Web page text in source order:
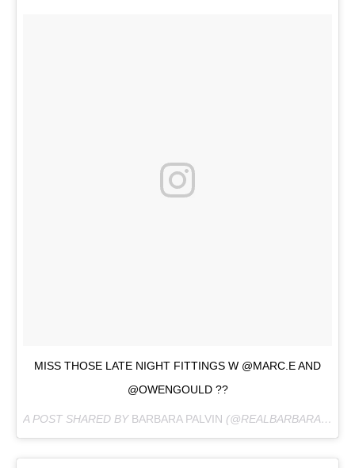
MISS THOSE LATE NIGHT FITTINGS W @MARC.E AND
@OWENGOULD ??
A POST SHARED BY BARBARA PALVIN (@REALBARBARAPALVIN) ON